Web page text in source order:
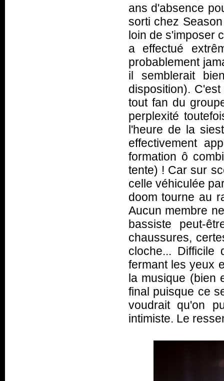
ans d'absence
sorti chez
loin de s'imposer
a effectué
probablement
il semblerait
disposition).
tout fan du
perplexité
l'heure de la
effectivement
formation ô
tente) ! Car sur
celle véhiculée
doom tourne au
Aucun membre
bassiste peut-
chaussures,
cloche...
fermant les yeux
la musique (bien
final puisque ce
voudrait qu'on
intimiste. Le